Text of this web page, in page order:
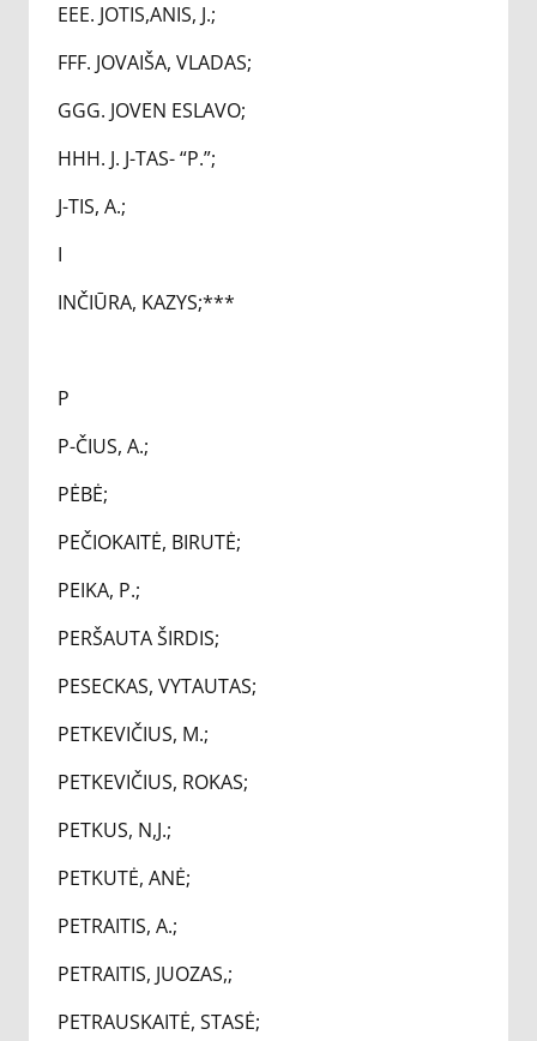
EEE. JOTIS,ANIS, J.;
FFF. JOVAIŠA, VLADAS;
GGG. JOVEN ESLAVO;
HHH. J. J-TAS- “P.”;
J-TIS, A.;
I
INČIŪRA, KAZYS;***
P
P-ČIUS, A.;
PĖBĖ;
PEČIOKAITĖ, BIRUTĖ;
PEIKA, P.;
PERŠAUTA ŠIRDIS;
PESECKAS, VYTAUTAS;
PETKEVIČIUS, M.;
PETKEVIČIUS, ROKAS;
PETKUS, N,J.;
PETKUTĖ, ANĖ;
PETRAITIS, A.;
PETRAITIS, JUOZAS,;
PETRAUSKAITĖ, STASĖ;